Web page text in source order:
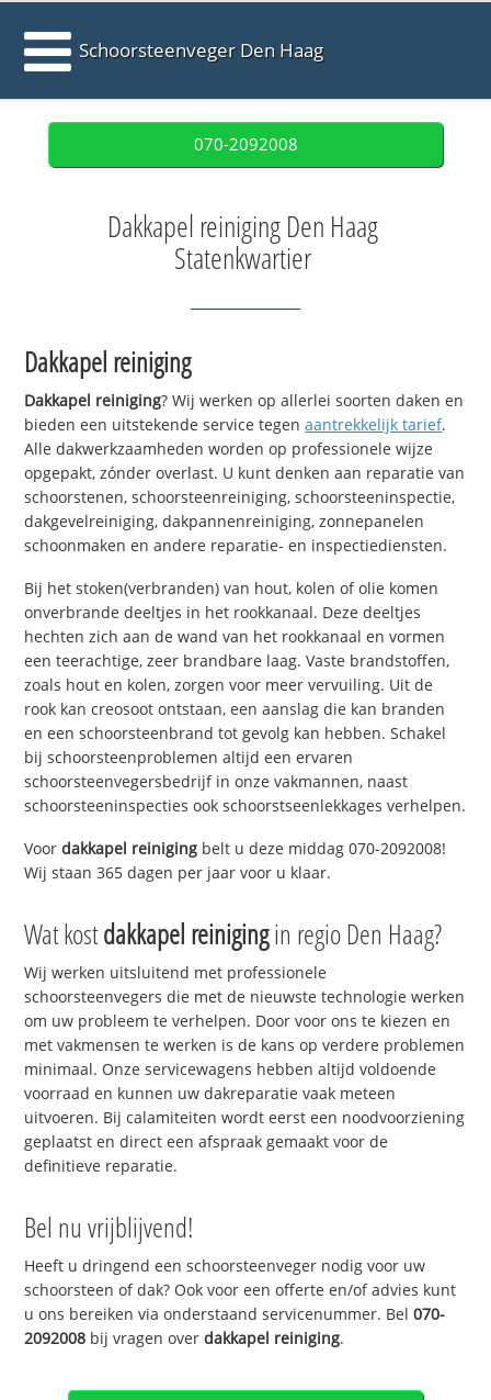
Schoorsteenveger Den Haag
070-2092008
Dakkapel reiniging Den Haag
Statenkwartier
Dakkapel reiniging
Dakkapel reiniging? Wij werken op allerlei soorten daken en
bieden een uitstekende service tegenaantrekkelijk tarief.
Alle dakwerkzaamheden worden op professionele wijze
opgepakt, zónder overlast. U kunt denken aan reparatie van
schoorstenen, schoorsteenreiniging, schoorsteeninspectie,
dakgevelreiniging, dakpannenreiniging, zonnepanelen
schoonmaken en andere reparatie- en inspectiediensten.
Bij het stoken(verbranden) van hout, kolen of olie komen
onverbrande deeltjes in het rookkanaal. Deze deeltjes
hechten zich aan de wand van het rookkanaal en vormen
een teerachtige, zeer brandbare laag. Vaste brandstoffen,
zoals hout en kolen, zorgen voor meer vervuiling. Uit de
rook kan creosoot ontstaan, een aanslag die kan branden
en een schoorsteenbrand tot gevolg kan hebben. Schakel
bij schoorsteenproblemen altijd een ervaren
schoorsteenvegersbedrijf in onze vakmannen, naast
schoorsteeninspecties ook schoorstseenlekkages verhelpen.
Voordakkapel reiniging belt u deze middag 070-2092008!
Wij staan 365 dagen per jaar voor u klaar.
Wat kostdakkapel reinigingin regio Den Haag?
Wij werken uitsluitend met professionele
schoorsteenvegers die met de nieuwste technologie werken
om uw probleem te verhelpen. Door voor ons te kiezen en
met vakmensen te werken is de kans op verdere problemen
minimaal. Onze servicewagens hebben altijd voldoende
voorraad en kunnen uw dakreparatie vaak meteen
uitvoeren. Bij calamiteiten wordt eerst een noodvoorziening
geplaatst en direct een afspraak gemaakt voor de
definitieve reparatie.
Bel nu vrijblijvend!
Heeft u dringend een schoorsteenveger nodig voor uw
schoorsteen of dak? Ook voor een offerte en/of advies kunt
u ons bereiken via onderstaand servicenummer. Bel070-
2092008 bij vragen overdakkapel reiniging.